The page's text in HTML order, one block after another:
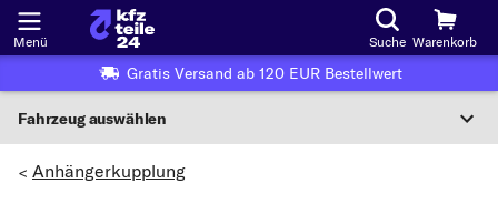
Menü Suche Warenkorb
Gratis Versand ab 120 EUR Bestellwert
Fahrzeug auswählen
> Anhängerkupplung